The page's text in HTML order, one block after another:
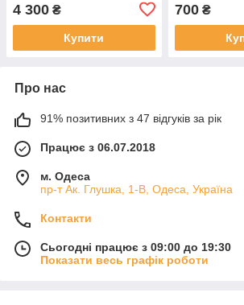
4 300 ₴
Купити
700₴
Про нас
91% позитивних з 47 відгуків за рік
Працює з 06.07.2018
м. Одеса
пр-т Ак. Глушка, 1-В, Одеса, Україна
Контакти
Сьогодні працює з 09:00 до 19:30
Показати весь графік роботи